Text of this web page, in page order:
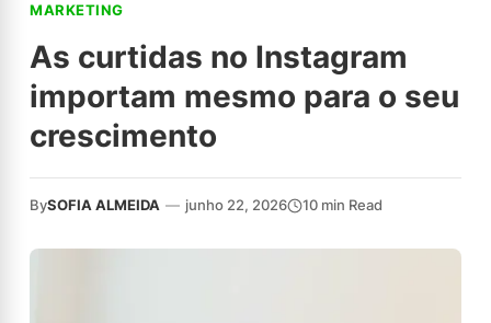
MARKETING
As curtidas no Instagram
importam mesmo para o seu
crescimento
BySOFIA ALMEIDA — junho 22, 2026 10 min Read